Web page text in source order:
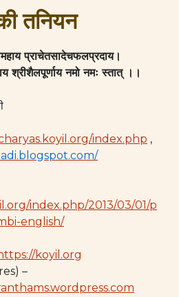
तनियन
प्राचेतसादेचफलप्रदाय।
श्रीशैलपूर्णाय नमो नमः स्तात् ।।
index.php ,
index.php/2013/03/01/p
english/
koyil.org
–